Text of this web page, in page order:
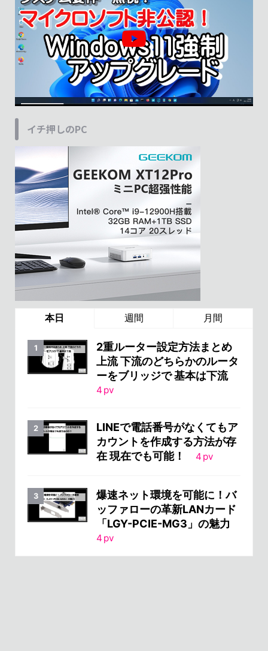
イチ押しのPC
本日 週間 月間
2重ルーター設定方法まとめ
上流 下流のどちらかのルータ
ーをブリッジで 基本は下流
4 pv
LINEで電話番号がなくてもア
カウントを作成する方法が存
在 現在でも可能！
4 pv
爆速ネット環境を可能に！バ
ッファローの革新LANカード
「LGY-PCIE-MG3」の魅力
4 pv